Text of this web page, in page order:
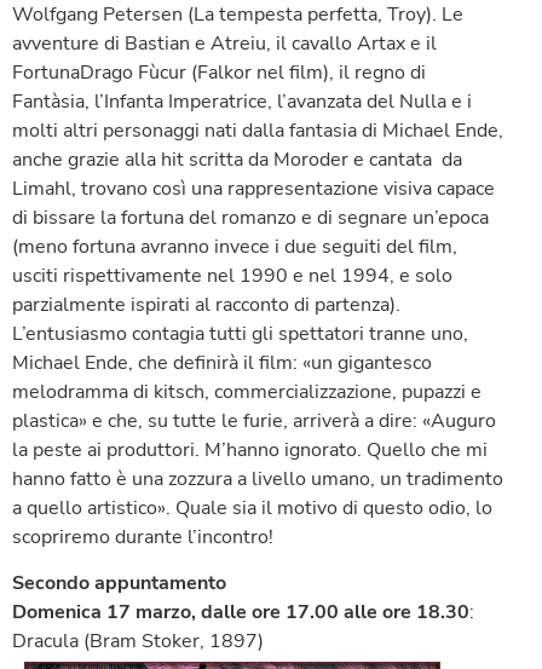
Wolfgang Petersen (La tempesta perfetta, Troy). Le
avventure di Bastian e Atreiu, il cavallo Artax e il
FortunaDrago Fùcur (Falkor nel film), il regno di
Fantàsia, l’Infanta Imperatrice, l’avanzata del Nulla e i
molti altri personaggi nati dalla fantasia di Michael Ende,
anche grazie alla hit scritta da Moroder e cantata da
Limahl, trovano così una rappresentazione visiva capace
di bissare la fortuna del romanzo e di segnare un’epoca
(meno fortuna avranno invece i due seguiti del film,
usciti rispettivamente nel 1990 e nel 1994, e solo
parzialmente ispirati al racconto di partenza).
L’entusiasmo contagia tutti gli spettatori tranne uno,
Michael Ende, che definirà il film: «un gigantesco
melodramma di kitsch, commercializzazione, pupazzi e
plastica» e che, su tutte le furie, arriverà a dire: «Auguro
la peste ai produttori. M’hanno ignorato. Quello che mi
hanno fatto è una zozzura a livello umano, un tradimento
a quello artistico». Quale sia il motivo di questo odio, lo
scopriremo durante l’incontro!
Secondo appuntamento
Domenica 17 marzo, dalle ore 17.00 alle ore 18.30:
Dracula (Bram Stoker, 1897)